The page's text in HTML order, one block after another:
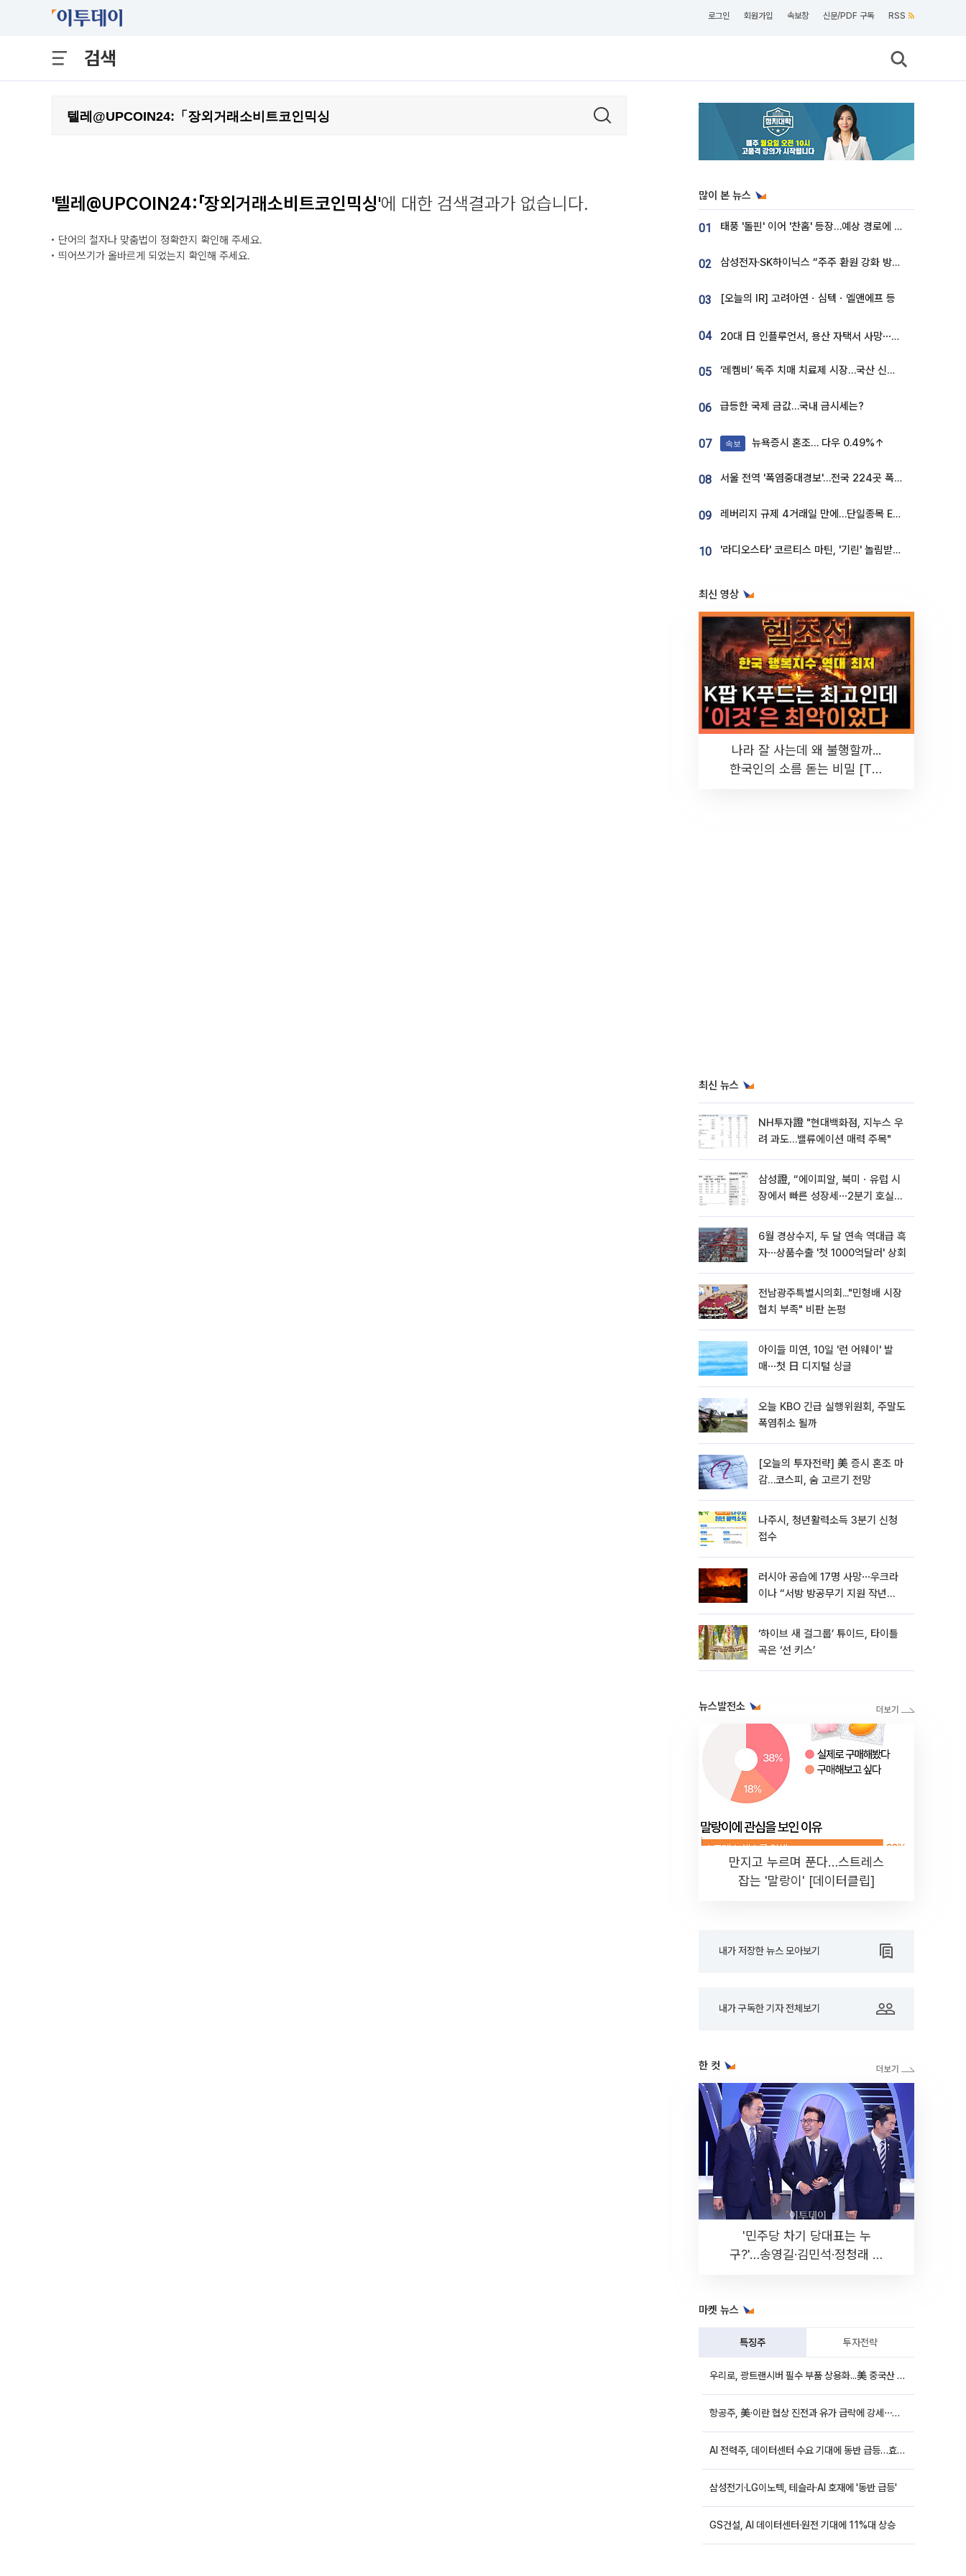
로그인 회원가입 속보창 신문/PDF 구독 RSS
검색
'텔레@UPCOIN24:「장외거래소비트코인믹싱'에 대한 검색결과가 없습니다.
단어의 철자나 맞춤법이 정확한지 확인해 주세요.
띄어쓰기가 올바르게 되었는지 확인해 주세요.
많이 본 뉴스
01 태풍 '돌핀' 이어 '찬홈' 등장…예상 경로에 한국 '한숨'
02 삼성전자·SK하이닉스 “주주 환원 강화 방안 마련”
03 [오늘의 IR] 고려아연ㆍ심텍ㆍ엘앤에프 등
04 20대 日 인플루언서, 용산 자택서 사망⋯SNS 라방 중 숨져
05 ‘레켐비’ 독주 치매 치료제 시장…국산 신약 등장하나
06 급등한 국제 금값…국내 금시세는?
07 속보 뉴욕증시 혼조… 다우 0.49%↑
08 서울 전역 '폭염중대경보'…전국 224곳 폭염특보
09 레버리지 규제 4거래일 만에…단일종목 ETF 거래대금 '13분의 1' 급감
10 '라디오스타' 코르티스 마틴, '기린' 놀림받던 190.5cm…"명품쇼 빛낸 모델핏"
최신 영상
나라 잘 사는데 왜 불행할까...
한국인의 소름 돋는 비밀 [T같
최신 뉴스
NH투자證 "현대백화점, 지누스 우
려 과도…밸류에이션 매력 주목"
삼성證, “에이피알, 북미ㆍ유럽 시
장에서 빠른 성장세⋯2분기 호실
6월 경상수지, 두 달 연속 역대급 흑
자⋯상품수출 '첫 1000억달러' 상회
전남광주특별시의회..."민형배 시장
협치 부족" 비판 논평
아이들 미연, 10일 '런 어웨이' 발
매⋯첫 日 디지털 싱글
오늘 KBO 긴급 실행위원회, 주말도
폭염취소 될까
[오늘의 투자전략] 美 증시 혼조 마
감…코스피, 숨 고르기 전망
나주시, 청년활력소득 3분기 신청
접수
러시아 공습에 17명 사망⋯우크라
이나 “서방 방공무기 지원 작년
‘하이브 새 걸그룹’ 튜이드, 타이틀
곡은 ‘선 키스’
뉴스발전소
만지고 누르며 푼다…스트레스
잡는 '말랑이' [데이터클립]
내가 저장한 뉴스 모아보기
내가 구독한 기자 전체보기
한 컷
'민주당 차기 당대표는 누
구?'…송영길·김민석·정청래 토
마켓 뉴스
특징주 투자전략
우리로, 광트랜시버 필수 부품 상용화...美 중국산 퇴출 추진에 상승세
항공주, 美·이란 협상 진전과 유가 급락에 강세⋯한진칼 8%↑
AI 전력주, 데이터센터 수요 기대에 동반 급등…효성중공업 10%↑
삼성전기·LG이노텍, 테슬라·AI 호재에 '동반 급등'
GS건설, AI 데이터센터·원전 기대에 11%대 상승